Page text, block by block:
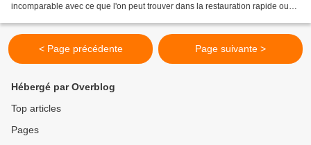
incomparable avec ce que l'on peut trouver dans la restauration rapide ou
< Page précédente Page suivante >
Hébergé par Overblog
Top articles
Pages